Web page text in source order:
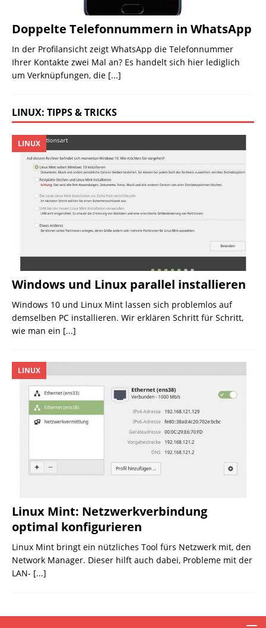
Doppelte Telefonnummern in WhatsApp
In der Profilansicht zeigt WhatsApp die Telefonnummer
Ihrer Kontakte zwei Mal an? Es handelt sich hier lediglich
um Verknüpfungen, die [...]
LINUX: TIPPS & TRICKS
Windows und Linux parallel installieren
LINUX
Windows 10 und Linux Mint lassen sich problemlos auf
demselben PC installieren. Wir erklären Schritt für Schritt,
wie man ein [...]
Linux Mint: Netzwerkverbindung
optimal konfigurieren
LINUX
Linux Mint bringt ein nützliches Tool fürs Netzwerk mit, den
Network Manager. Dieser hilft auch dabei, Probleme mit der
LAN- [...]